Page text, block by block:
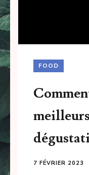
FOOD
7 FÉVRIER 2023